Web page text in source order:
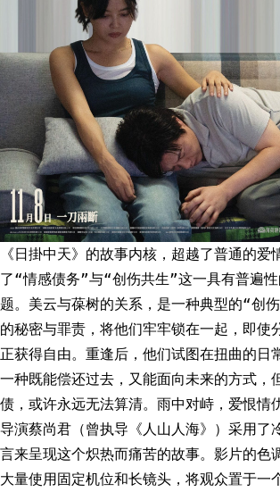
《日掛中天》的故事内核，超越了普通的爱
了“情感债务”与“创伤共生”这一具有普遍
题。美云与葆树的关系，是一种典型的“创
的秘密与罪责，将他们牢牢锁在一起，即使
正获得自由。重逢后，他们试图在扭曲的日
一种既能偿还过去，又能面向未来的方式，
债，或许永远无法算清。雨中对峙，爱恨情
导演蔡尚君（曾执导《人山人海》）采用了
言来呈现这个炽热而痛苦的故事。影片的色
大量使用固定机位和长镜头，将观众置于一